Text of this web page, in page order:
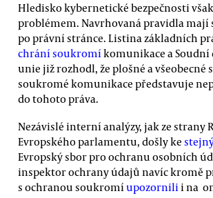
Hledisko kybernetické bezpečnosti
problémem. Navrhovaná pravidla mají
po právní stránce. Listina základních
chrání soukromíkomunikace a Soudní
unie již rozhodl, že plošné a všeobecné
soukromé komunikace představuje
do tohoto práva.
Nezávislé interní analýzy, jak ze strany
Evropského parlamentu, došly ke
Evropský sbor pro ochranu osobních
inspektor ochrany údajů navíc kromě
s ochranou soukromí upozornili i na